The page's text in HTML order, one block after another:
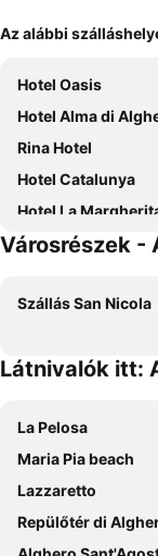
Az alábbi
Hotel Oasis
Hotel Alma di
Rina Hotel
Hotel Catalunya
Hotel La
Hotel Soleado
Hotel Corte Rosada – Adults Only
Hotel San Marco
Hotel Villa Piras
Hotel Riviera
Arenosu a pochi Km
Hotel Florida
Városrészek -
Szállás San Nicola
Látnivalók itt:
La Pelosa
Maria Pia beach
Lazzaretto
Repülőtér di